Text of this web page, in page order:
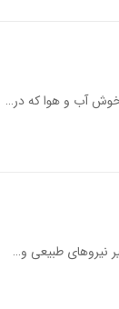
نیروهای طبیعی و…